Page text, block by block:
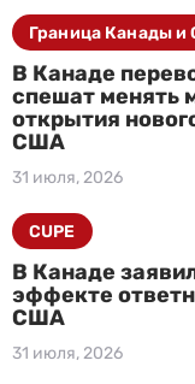
В Канаде
спешат менять
открытия
США
31 июля, 2026
Граница Канады
В Канаде
эффекте
США
31 июля, 2026
CUPE